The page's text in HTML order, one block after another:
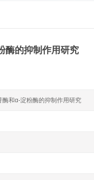
酶的抑制作用研究
和α-淀粉酶的抑制作用研究